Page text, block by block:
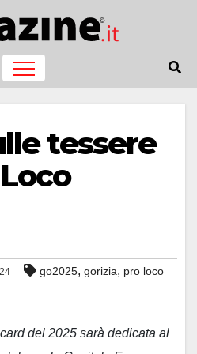
tessere
go2025, gorizia, pro loco
del 2025 sarà dedicata al